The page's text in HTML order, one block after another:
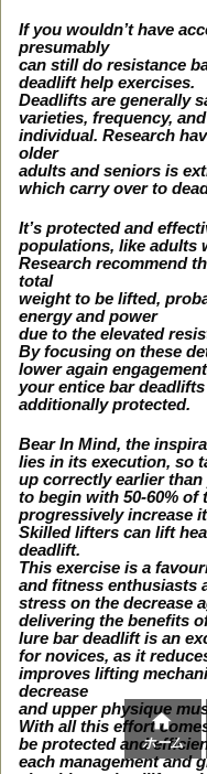
If you wouldn’t have
presumably
can still do resistance
deadlift help exercises.
Deadlifts are generally
varieties, frequency,
individual. Research
older
adults and seniors is
which carry over to
It’s protected and
populations, like adults
Research recommend
total
weight to be lifted,
energy and power
due to the elevated
By focusing on these
lower again
your entice bar
additionally protected.
Bear In Mind, the
lies in its execution, so
up correctly earlier
to begin with 50-60%
progressively increase
Skilled lifters can lift
deadlift.
This exercise is a
and fitness enthusiasts
stress on the decrease
delivering the benefits
lure bar deadlift is an
for novices, as it
improves lifting
decrease
and upper physique
With all this effort
be protected and
each management and

ホーム